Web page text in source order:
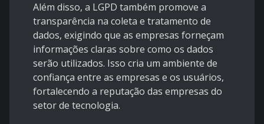
Além disso, a LGPD também promove a
transparência na coleta e tratamento de
dados, exigindo que as empresas forneçam
informações claras sobre como os dados
serão utilizados. Isso cria um ambiente de
confiança entre as empresas e os usuários,
fortalecendo a reputação das empresas do
setor de tecnologia.